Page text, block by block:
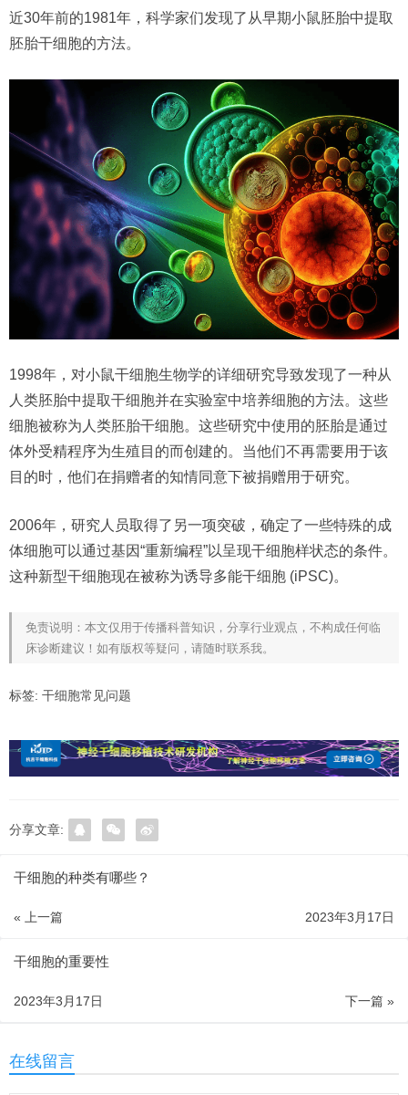
近30年前的1981年，科学家们发现了从早期小鼠胚胎中提取
胚胎干细胞的方法。
1998年，对小鼠干细胞生物学的详细研究导致发现了一种从
人类胚胎中提取干细胞并在实验室中培养细胞的方法。这些
细胞被称为人类胚胎干细胞。这些研究中使用的胚胎是通过
体外受精程序为生殖目的而创建的。当他们不再需要用于该
目的时，他们在捐赠者的知情同意下被捐赠用于研究。
2006年，研究人员取得了另一项突破，确定了一些特殊的成
体细胞可以通过基因“重新编程”以呈现干细胞样状态的条件。
这种新型干细胞现在被称为诱导多能干细胞 (iPSC)。
免责说明：本文仅用于传播科普知识，分享行业观点，不构成任何临
床诊断建议！如有版权等疑问，请随时联系我。
标签: 干细胞常见问题
分享文章:
干细胞的种类有哪些？
« 上一篇 2023年3月17日
干细胞的重要性
下一篇 »
2023年3月17日
在线留言